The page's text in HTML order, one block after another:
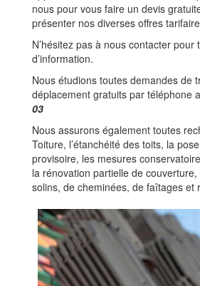
nous pour vous faire un devis
présenter nos diverses offres
N’hésitez pas à nous contacter pour
d’information.
Nous étudions toutes demandes de
déplacement gratuits par téléphone
03
Nous assurons également toutes
Toiture, l’étanchéité des toits, la
provisoire, les mesures
la rénovation partielle de
solins, de cheminées, de faîtages et